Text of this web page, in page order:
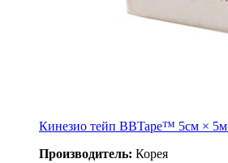
Кинезио тейп BBTape™ 5см × 5м
Производитель: Корея